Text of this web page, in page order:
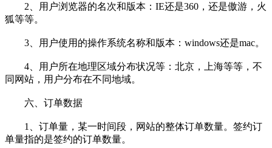
2、用户浏览器的名次和版本：IE还是360，还是傲游，火
狐等等。
3、用户使用的操作系统名称和版本：windows还是mac。
4、用户所在地理区域分布状况等：北京，上海等等，不
同网站，用户分布在不同地域。
六、订单数据
1、订单量，某一时间段，网站的整体订单数量。签约订
单量指的是签约的订单数量。